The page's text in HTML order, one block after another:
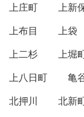
上庄町
上新
上布目
上袋
上二杉
上堀
上八日町
亀
北押川
北新